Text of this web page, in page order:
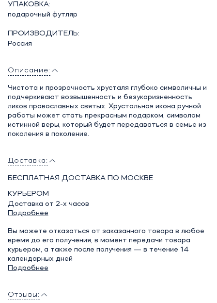
УПАКОВКА:
подарочный футляр
ПРОИЗВОДИТЕЛЬ:
Россия
Описание:
Чистота и прозрачность хрусталя глубоко символичны и
подчеркивают возвышенность и безукоризненность
ликов православных святых. Хрустальная икона ручной
работы может стать прекрасным подарком, символом
истинной веры, который будет передаваться в семье из
поколения в поколение.
Доставка:
БЕСПЛАТНАЯ ДОСТАВКА ПО МОСКВЕ
КУРЬЕРОМ
Доставка от 2-х часов
Подробнее
Вы можете отказаться от заказанного товара в любое
время до его получения, в момент передачи товара
курьером, а также после получения — в течение 14
календарных дней
Подробнее
Отзывы: